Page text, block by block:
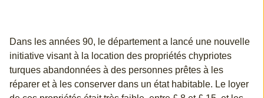
Dans les années 90, le département a lancé une nouvelle
initiative visant à la location des propriétés chypriotes
turques abandonnées à des personnes prêtes à les
réparer et à les conserver dans un état habitable. Le loyer